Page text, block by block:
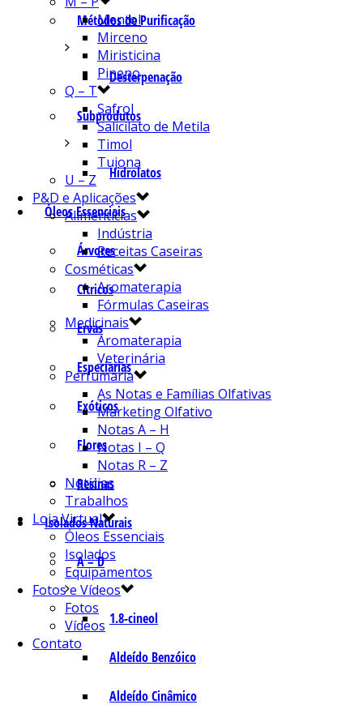
Métodos de Purificação
Desterpenação
Subprodutos
Hidrolatos
Óleos Essenciais
Árvores
Cítricos
Ervas
Especiarias
Exóticos
Flores
Resinas
Isolados Naturais
A – D
1.8-cineol
Aldeído Benzóico
Aldeído Cinâmico
Mentol
Mirceno
Miristicina
Pineno
Q – T
Safrol
Salicilato de Metila
Timol
Tujona
U – Z
P&D e Aplicações
Alimentícias
Indústria
Receitas Caseiras
Cosméticas
Aromaterapia
Fórmulas Caseiras
Medicinais
Aromaterapia
Veterinária
Perfumaria
As Notas e Famílias Olfativas
Marketing Olfativo
Notas A – H
Notas I – Q
Notas R – Z
Notícias
Trabalhos
Loja Virtual
Óleos Essenciais
Isolados
Equipamentos
Fotos e Vídeos
Fotos
Vídeos
Contato